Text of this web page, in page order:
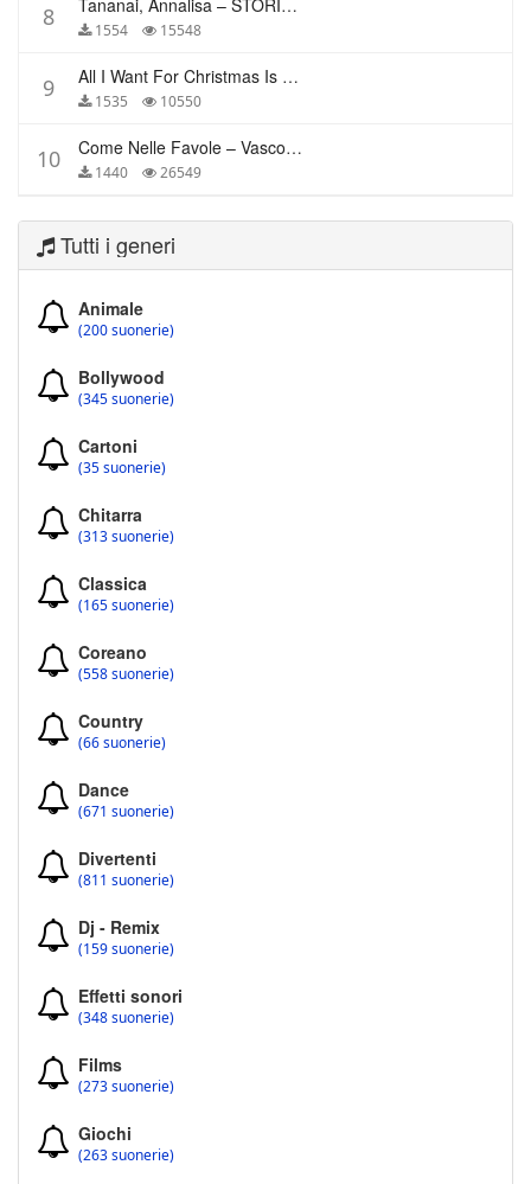
8 Tananai, Annalisa – STORIE BREVI
1554 15548
9 All I Want For Christmas Is You – Mariah Carey
1535 10550
10 Come Nelle Favole – Vasco Rossi
1440 26549
Tutti i generi
Animale
(200 suonerie)
Bollywood
(345 suonerie)
Cartoni
(35 suonerie)
Chitarra
(313 suonerie)
Classica
(165 suonerie)
Coreano
(558 suonerie)
Country
(66 suonerie)
Dance
(671 suonerie)
Divertenti
(811 suonerie)
Dj - Remix
(159 suonerie)
Effetti sonori
(348 suonerie)
Films
(273 suonerie)
Giochi
(263 suonerie)